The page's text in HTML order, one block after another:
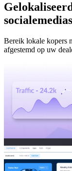
Bereik lokale kopers
afgestemd op uw